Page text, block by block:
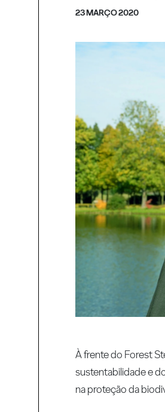
23 MARÇO 2020
À frente do Forest
sustentabilidade e
na proteção da